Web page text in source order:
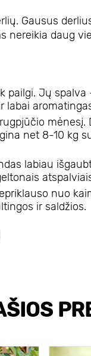
Gausus
nereikia daug
pailgi. Jų
labai
mėnesį.
net 8-10 kg
labiau
nuo
ir saldžios.